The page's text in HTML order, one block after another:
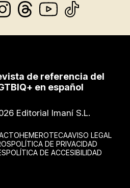
de referencia del
en español
Editorial Imaní S.L.
HEMEROTECAAVISO LEGAL
POLÍTICA DE PRIVACIDAD
POLÍTICA DE ACCESIBILIDAD